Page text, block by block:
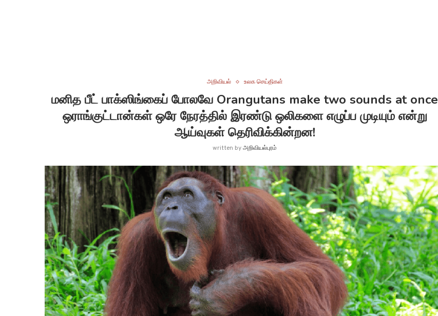
அறிவியல் உலக செய்திகள்
மனித பீட் பாக்ஸிங்கைப் போலவே Orangutans make two sounds at once
ஒராங்குட்டான்கள் ஒரே நேரத்தில் இரண்டு ஒலிகளை எழுப்ப முடியும் என்று
ஆய்வுகள் தெரிவிக்கின்றன!
written byஅறிவியல்புரம்